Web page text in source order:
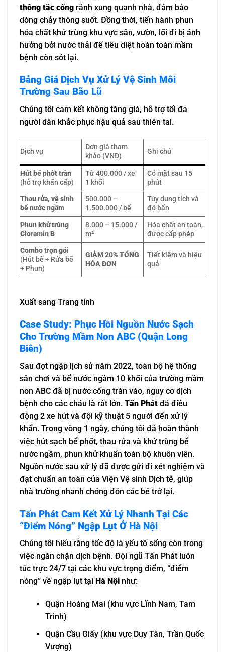
thông tắc cống rãnh xung quanh nhà, đảm bảo
dòng chảy thông suốt. Đồng thời, tiến hành phun
hóa chất khử trùng khu vực sân, vườn, lối đi bị ảnh
hưởng bởi nước thải để tiêu diệt hoàn toàn mầm
bệnh còn sót lại.
Bảng Giá Dịch Vụ Xử Lý Vệ Sinh Môi
Trường Sau Bão Lũ
Chúng tôi cam kết không tăng giá, hỗ trợ tối đa
người dân khắc phục hậu quả sau thiên tai.
Dịch vụ
Đơn giá tham
khảo (VNĐ)
Ghi chú
Hút bể phốt tràn
(hỗ trợ khẩn cấp)
Từ 400.000 / xe
1 khối
Có mặt sau 15
phút
Thau rửa, vệ sinh
bể nước ngầm
500.000 –
1.500.000 / bể
Tùy dung tích và
độ bẩn
Phun khử trùng
Cloramin B
8.000 – 15.000 /
m²
Hóa chất an toàn,
được cấp phép
Combo trọn gói
(Hút bể + Rửa bể
+ Phun)
GIẢM 20% TỔNG
HÓA ĐƠN
Tiết kiệm và hiệu
quả
Xuất sang Trang tính
Case Study: Phục Hồi Nguồn Nước Sạch
Cho Trường Mầm Non ABC (Quận Long
Biên)
Sau đợt ngập lịch sử năm 2022, toàn bộ hệ thống
sân chơi và bể nước ngầm 10 khối của trường mầm
non ABC đã bị nước cống tràn vào, nguy cơ dịch
bệnh cho các cháu là rất lớn. Tấn Phát đã điều
động 2 xe hút và đội kỹ thuật 5 người đến xử lý
khẩn. Trong vòng 1 ngày, chúng tôi đã hoàn thành
việc hút sạch bể phốt, thau rửa và khử trùng bể
nước ngầm, phun khử khuẩn toàn bộ khuôn viên.
Nguồn nước sau xử lý đã được gửi đi xét nghiệm và
đạt chuẩn an toàn của Viện Vệ sinh Dịch tễ, giúp
nhà trường nhanh chóng đón các bé trở lại.
Tấn Phát Cam Kết Xử Lý Nhanh Tại Các
“Điểm Nóng” Ngập Lụt Ở Hà Nội
Chúng tôi hiểu rằng tốc độ là yếu tố sống còn trong
việc ngăn chặn dịch bệnh. Đội ngũ Tấn Phát luôn
túc trực 24/7 tại các khu vực trọng điểm, “điểm
nóng” về ngập lụt tại Hà Nội như:
Quận Hoàng Mai (khu vực Lĩnh Nam, Tam
Trinh)
Quận Cầu Giấy (khu vực Duy Tân, Trần Quốc
Vượng)